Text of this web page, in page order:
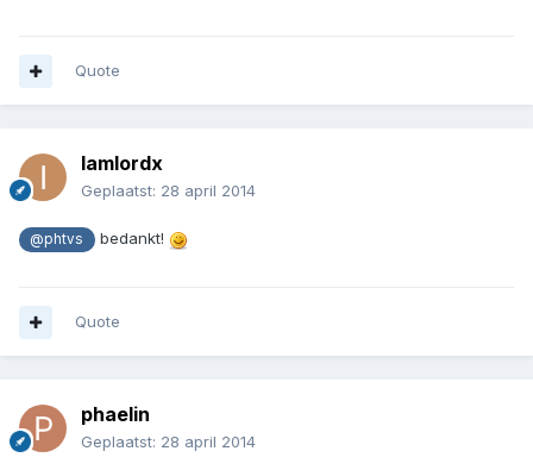
Quote
Iamlordx
Geplaatst: 28 april 2014
@phtvs bedankt!
Quote
phaelin
Geplaatst: 28 april 2014